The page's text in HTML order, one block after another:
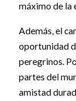
máximo de la
Además, el
oportunidad
peregrinos.
partes del
amistad